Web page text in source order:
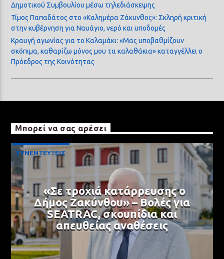
Δημοτικού Συμβουλίου μέσω τηλεδιάσκεψης
Τίμος Παπαδάτος στο «Καλημέρα Ζάκυνθος»: Σκληρή κριτική
στην κυβέρνηση για Ναυάγιο, νερό και υποδομές
Κραυγή αγωνίας για το Καλαμάκι: «Μας υποβαθμίζουν
σκόπιμα, καθαρίζω μόνος μου τα καλαθάκια» καταγγέλλει ο
Πρόεδρος της Κοινότητας
Μπορεί να σας αρέσει
ΣΥΝΕΝΤΕΥΞΕΙΣ
«Σε τροχιά κατάρρευσης ο
Δήμος Ζακύνθου» – Βολές για
SEATRAC, σκουπίδια και
απευθείας αναθέσεις